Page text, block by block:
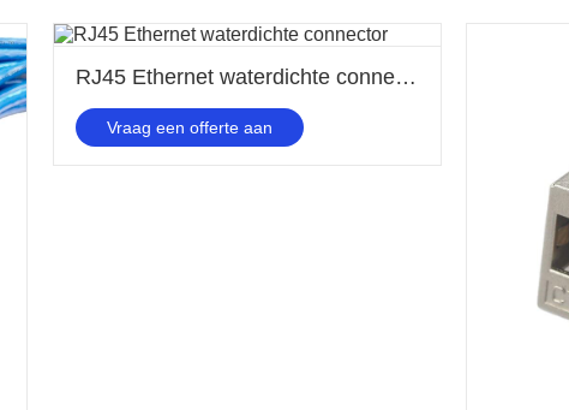
RJ45 Ethernet waterdichte connector
Vraag een offerte aan